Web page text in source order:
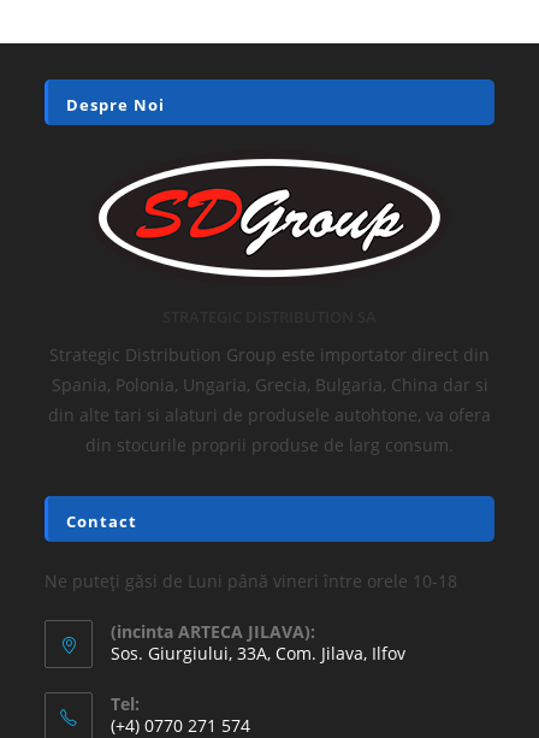
Despre Noi
Strategic Distribution Group este importator direct din
Spania, Polonia, Ungaria, Grecia, Bulgaria, China dar si
din alte tari si alaturi de produsele autohtone, va ofera
din stocurile proprii produse de larg consum.
Contact
Ne puteți găsi de Luni până vineri între orele 10-18
(incinta ARTECA JILAVA):
Sos. Giurgiului, 33A, Com. Jilava, Ilfov
Tel:
(+4) 0770 271 574